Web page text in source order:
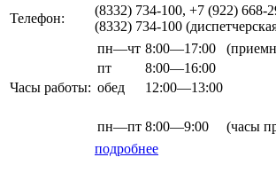
Телефон:
(8332) 734-100, +7 (922) 668-
(8332) 734-100
Часы работы:
пн—чт 8:00—17:00
пт
8:00—16:00
обед
12:00—13:00
пн—пт 8:00—9:00
(часы
подробнее